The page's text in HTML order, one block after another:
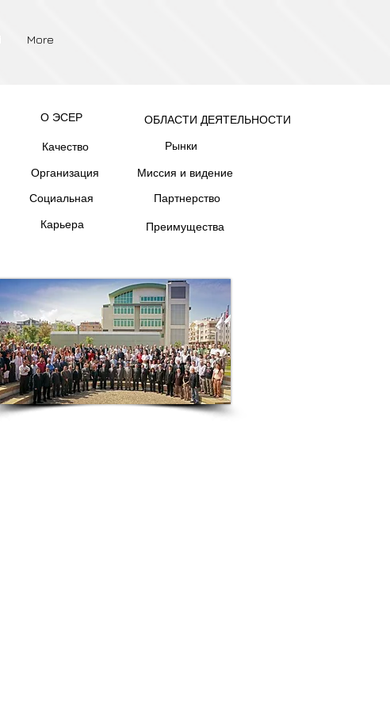
More
О ЭСЕР
Качество
Организация
Социальная
Карьера
ОБЛАСТИ ДЕЯТЕЛЬНОСТИ
Рынки
Миссия и видение
Партнерство
Преимущества